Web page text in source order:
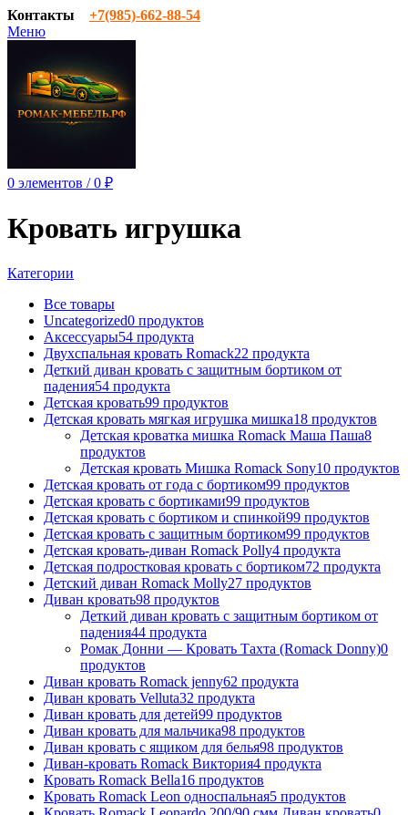
Контакты
‎+7(985)-662-88-54
Меню
0 элементов / 0 ₽
Кровать игрушка
Категории
Все товары
Uncategorized0 продуктов
Аксессуары54 продукта
Двухспальная кровать Romack22 продукта
Деткий диван кровать с защитным бортиком от
падения54 продукта
Детская кровать99 продуктов
Детская кровать мягкая игрушка мишка18 продуктов
Детская кроватка мишка Romack Маша Паша8
продуктов
Детская кровать Мишка Romack Sony10 продуктов
Детская кровать от года с бортиком99 продуктов
Детская кровать с бортиками99 продуктов
Детская кровать с бортиком и спинкой99 продуктов
Детская кровать с защитным бортиком99 продуктов
Детская кровать-диван Romack Polly4 продукта
Детская подростковая кровать с бортиком72 продукта
Детский диван Romack Molly27 продуктов
Диван кровать98 продуктов
Деткий диван кровать с защитным бортиком от
падения44 продукта
Ромак Донни — Кровать Тахта (Romack Donny)0
продуктов
Диван кровать Romack jenny62 продукта
Диван кровать Velluta32 продукта
Диван кровать для детей99 продуктов
Диван кровать для мальчика98 продуктов
Диван кровать с ящиком для белья98 продуктов
Диван-кровать Romack Виктория4 продукта
Кровать Romack Bella16 продуктов
Кровать Romack Leon односпальная5 продуктов